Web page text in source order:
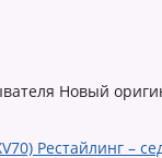
Новый